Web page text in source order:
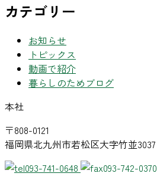
カテゴリー
お知らせ
トピックス
動画で紹介
暮らしのためブログ
本社
〒808-0121
福岡県北九州市若松区大字竹並3037
093-741-0648
093-742-0370